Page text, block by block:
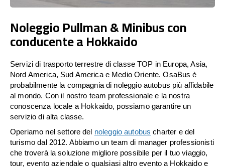
Noleggio Pullman & Minibus con
conducente a Hokkaido
Servizi di trasporto terrestre di classe TOP in Europa, Asia,
Nord America, Sud America e Medio Oriente. OsaBus è
probabilmente la compagnia di noleggio autobus più affidabile
al mondo. Con il nostro team professionale e la nostra
conoscenza locale a Hokkaido, possiamo garantire un
servizio di alta classe.
Operiamo nel settore del noleggio autobus charter e del
turismo dal 2012. Abbiamo un team di manager professionisti
che troverà la soluzione migliore possibile per il tuo viaggio,
tour, evento aziendale o qualsiasi altro evento a Hokkaido e